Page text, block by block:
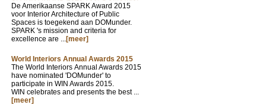
De Amerikaanse SPARK Award 2015
voor Interior Architecture of Public
Spaces is toegekend aan DOMunder.
SPARK 's mission and criteria for
excellence are ...[meer]
World Interiors Annual Awards 2015
The World Interiors Annual Awards 2015
have nominated 'DOMunder' to
participate in WIN Awards 2015.
WIN celebrates and presents the best ...
[meer]